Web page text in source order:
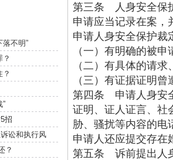
落不明”
？
招
讼和执行风
？
第三条 人身安全保
申请应当记录在案，
申请人身安全保护裁
（一）有明确的被
（二）有具体的请
（三）有证据证明
第四条 申请人身安
证明、证人证言、社
胁、骚扰等内容的电
申请人还应提交存在
第五条 诉前提出人